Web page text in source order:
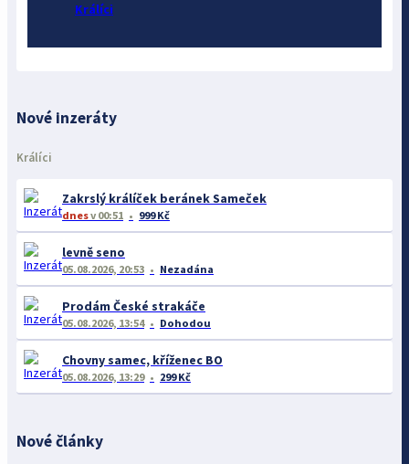
Králíci
Nové inzeráty
Králíci
Zakrslý králíček beránek Sameček
dnesv 00:51 999 Kč
levně seno
05.08.2026, 20:53 Nezadána
Prodám České strakáče
05.08.2026, 13:54 Dohodou
Chovny samec, kříženec BO
05.08.2026, 13:29 299 Kč
Nové články